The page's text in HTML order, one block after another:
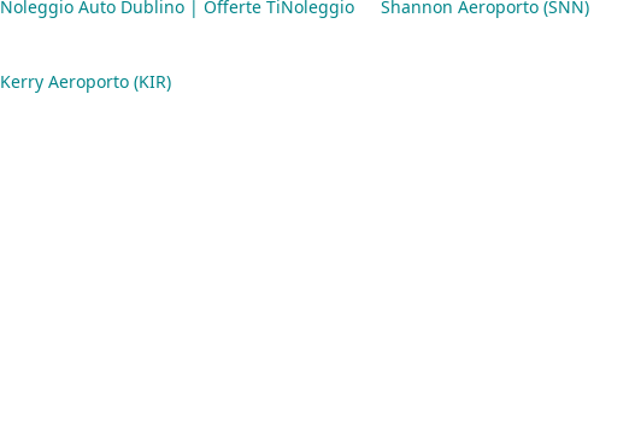
Noleggio Auto Dublino | Offerte TiNoleggio Shannon Aeroporto (SNN)
Kerry Aeroporto (KIR)